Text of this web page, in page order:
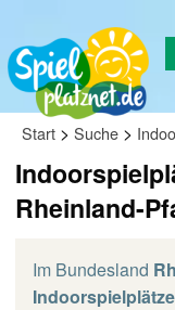
Start > Suche >
Rheinland-
Im Bundesland
Indoorspielplätze